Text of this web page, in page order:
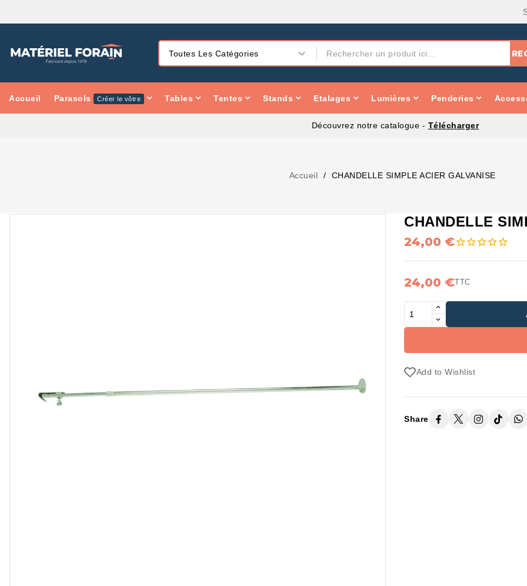
Accueil Parasols Créer le vôtre Tables Tentes Stands Etalages Lumières Penderies
Découvrez notre catalogue - Télécharger
Accueil CHANDELLE SIMPLE ACIER GALVANISE
CHANDELLE
24,00 €
24,00 €TTC
Add to Wishlist
Share